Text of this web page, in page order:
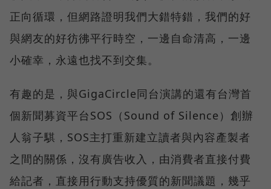
正向循環，但網路證明我們大錯特錯，我們的好
與網友的好彷彿平行時空，一邊自命清高，一邊
小確幸，永遠也找不到交集。
有趣的是，與GigaCircle同台演講的還有台灣首
個新聞募資平台SOS（Sound of Silence）創辦
人翁子騏，SOS主打重新建立讀者與內容產製者
之間的關係，沒有廣告收入，由消費者直接付費
給記者，直接用行動支持優質的新聞議題，幾乎